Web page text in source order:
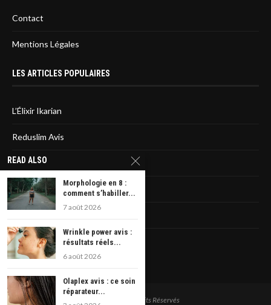
Contact
Mentions Légales
LES ARTICLES POPULAIRES
L’Élixir Ikarian
Reduslim Avis
Sirtfood diet : L’avis des médecins
La liste des statines dangereuses
Veniseptico : les avis
@2024 - Tout Droits Réservés
READ ALSO
Morphologie en 8 :
comment s’habiller...
7 août 2026
Wrinkle power avis :
résultats réels...
6 août 2026
Olaplex avis : ce soin
réparateur...